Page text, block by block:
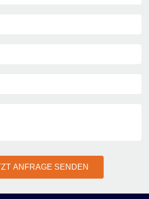
ANFRAGE SENDEN